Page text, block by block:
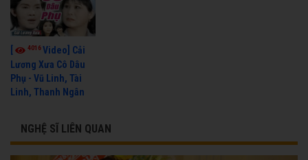
[ 4016Video] Cải
Lương Xưa Cô Dâu
Phụ - Vũ Linh, Tài
Linh, Thanh Ngân
NGHỆ SĨ LIÊN QUAN